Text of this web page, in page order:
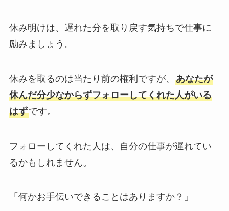
休み明けは、遅れた分を取り戻す気持ちで仕事に
励みましょう。
休みを取るのは当たり前の権利ですが、 あなたが
休んだ分少なからずフォローしてくれた人がいる
はずです。
フォローしてくれた人は、自分の仕事が遅れてい
るかもしれません。
「何かお手伝いできることはありますか？」